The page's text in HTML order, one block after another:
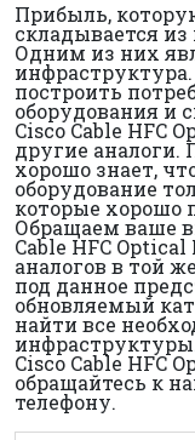
Прибыль,
складывается
Одним из них
построить
оборудования и
Cisco Cable HFC
другие аналоги.
хорошо знает,
оборудование
которые хорошо
Обращаем ваше
Cable HFC
аналогов в той
под данное
обновляемый
найти все
Cisco Cable HFC
обращайтесь к
телефону.